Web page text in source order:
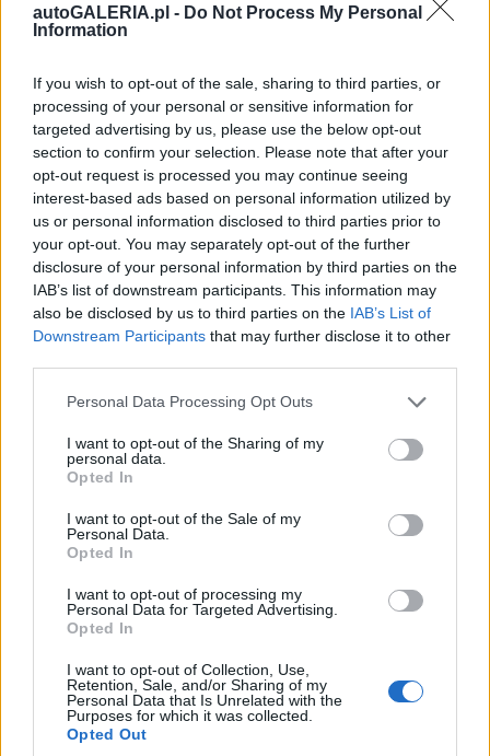
autoGALERIA.pl - Do Not Process My Personal
Information
If you wish to opt-out of the sale, sharing to third parties, or
processing of your personal or sensitive information for
targeted advertising by us, please use the below opt-out
section to confirm your selection. Please note that after your
opt-out request is processed you may continue seeing
interest-based ads based on personal information utilized by
us or personal information disclosed to third parties prior to
your opt-out. You may separately opt-out of the further
disclosure of your personal information by third parties on the
IAB’s list of downstream participants. This information may
also be disclosed by us to third parties on the IAB’s List of
Downstream Participants that may further disclose it to other
Please note that this website/app uses one or more Google
not limited to your visit or usage behaviour. You may click to
grant or deny consent to Google and its third-party tags to
use your data for below specified purposes in below Google
consent section.
Personal Data Processing Opt Outs
I want to opt-out of the Sharing of my
personal data.
Opted In
I want to opt-out of the Sale of my
Personal Data.
Opted In
I want to opt-out of processing my
Personal Data for Targeted Advertising.
Opted In
I want to opt-out of Collection, Use,
Retention, Sale, and/or Sharing of my
Personal Data that Is Unrelated with the
Purposes for which it was collected.
Opted Out